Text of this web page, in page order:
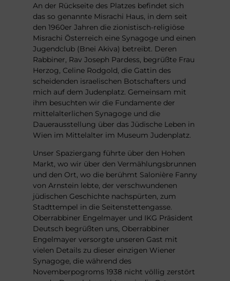
An der Rückseite des Platzes befindet sich
das so genannte Misrachi Haus, in dem seit
den 1960er Jahren die zionistisch-religiöse
Misrachi Österreich eine Synagoge und einen
Jugendclub (Bnei Akiva) betreibt. Deren
Rabbiner, Rav Joseph Pardess, begrüßte Frau
Herzog, Celine Rodgold, die Gattin des
scheidenden israelischen Botschafters und
mich auf dem Judenplatz. Gemeinsam mit
ihm besuchten wir die Fundamente der
mittelalterlichen Synagoge und die
Dauerausstellung über das Jüdische Leben in
Wien im Mittelalter im Museum Judenplatz.
Unser Spaziergang führte über den Hohen
Markt, wo wir über den Vermählungsbrunnen
und den Ort, wo die berühmt Salonière Fanny
von Arnstein lebte, der verschwundenen
jüdischen Geschichte nachspürten, zum
Stadttempel in die Seitenstettengasse.
Oberrabbiner Engelmayer und IKG Präsident
Deutsch begrüßten uns, Oberrabbiner
Engelmayer versorgte unseren Gast mit
vielen Details zu dieser einzigen Wiener
Synagoge, die während des
Novemberpogroms 1938 nicht völlig zerstört